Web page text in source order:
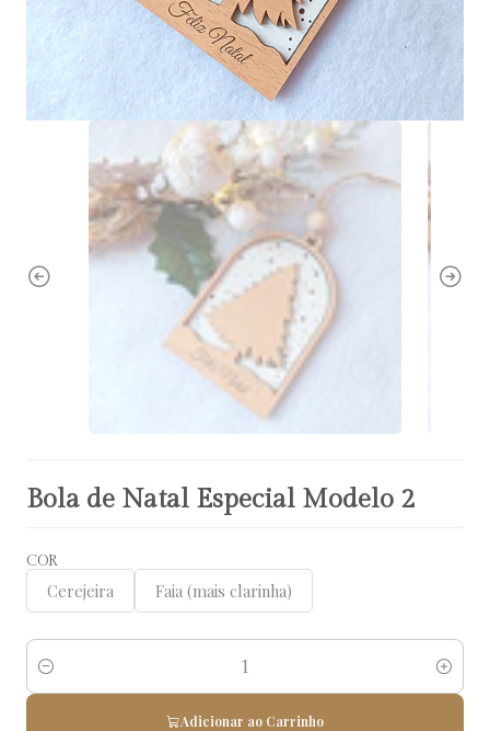
Bola de Natal Especial Modelo 2
COR
Cerejeira Faia (mais clarinha)
Quantidade
Adicionar ao Carrinho